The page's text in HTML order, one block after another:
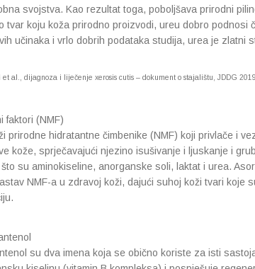
svojstva. Kao rezultat toga, poboljšava prirodni
tvar koju koža prirodno proizvodi, ureu dobro podnosi
učinaka i vrlo dobrih podataka studija, urea je zlatni
al., dijagnoza i liječenje xerosis cutis – dokument o stajalištu, JDDG
faktori (NMF)
prirodne hidratantne čimbenike (NMF) koji privlače i
kože, sprječavajući njezino isušivanje i ljuskanje i
su aminokiseline, anorganske soli, laktat i urea.
NMF-a u zdravoj koži, dajući suhoj koži tvari koje
su dva imena koja se obično koriste za isti